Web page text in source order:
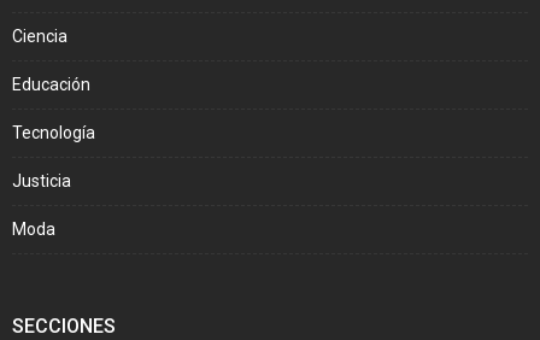
Ciencia
Educación
Tecnología
Justicia
Moda
SECCIONES